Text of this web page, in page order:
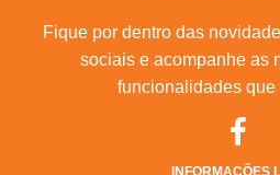
Fique por dentro das
sociais e acompanhe as
funcionalidades que